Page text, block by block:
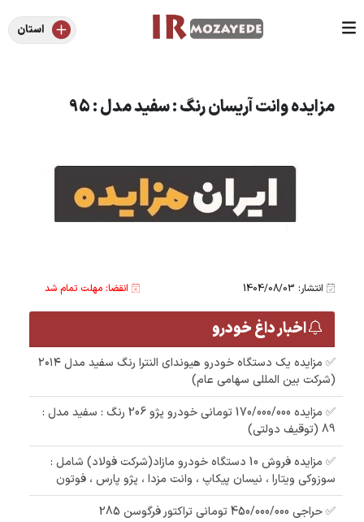
استان
مزایده وانت آریسان رنگ : سفید مدل : 95
انتشار: 1404/08/03 انقضا: مهلت تمام شد
اخبار داغ خودرو
✅ مزایده یک دستگاه خودرو هیوندای النترا رنگ سفید مدل ۲۰۱۴
(شرکت بین المللی سهامی عام)
✅ مزایده 170/000/000 تومانی خودرو پژو 206 رنگ : سفید مدل :
89 (توقیف دولتی)
✅ مزایده فروش 10 دستگاه خودرو مازاد(شرکت فولاد) شامل :
سوزوکی ویتارا ، نیسان پیکاپ ، وانت مزدا ، پژو پارس ، فوتون
✅ حراجی 450/000/000 تومانی تراکتور فرگوسن 285